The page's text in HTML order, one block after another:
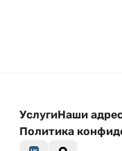
УслугиНаши
Политика